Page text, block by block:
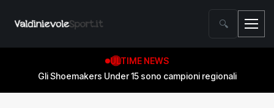
🔍
ULTIME NEWS
Gli Shoemakers Under 15 sono campioni regionali